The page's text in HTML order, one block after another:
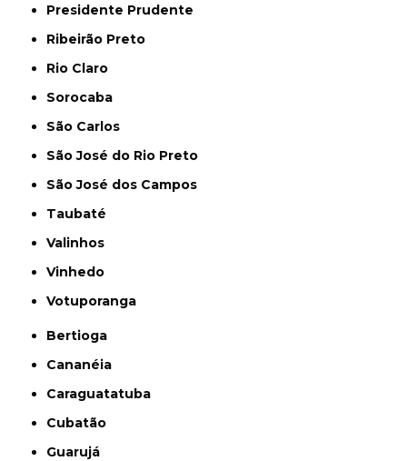
Presidente Prudente
Ribeirão Preto
Rio Claro
Sorocaba
São Carlos
São José do Rio Preto
São José dos Campos
Taubaté
Valinhos
Vinhedo
Votuporanga
Bertioga
Cananéia
Caraguatatuba
Cubatão
Guarujá